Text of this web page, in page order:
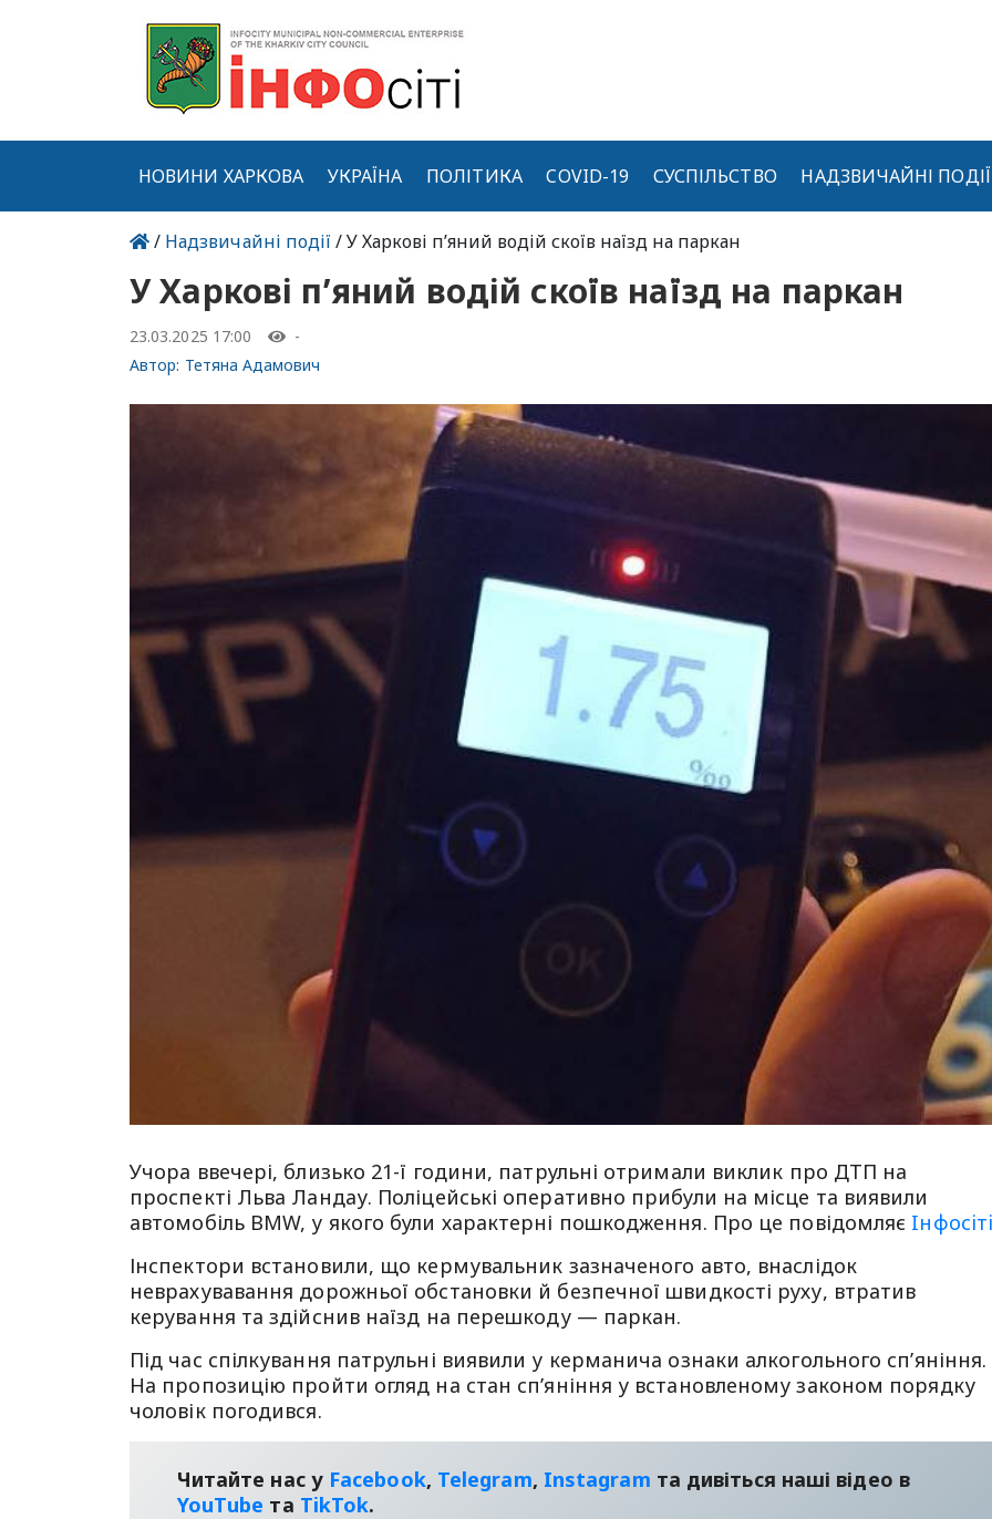
НОВИНИ ХАРКОВА УКРАЇНА ПОЛІТИКА COVID-19 СУСПІЛЬСТВО НАДЗВИЧАЙНІ ПОДІЇ
/ Надзвичайні події / У Харкові п’яний водій скоїв наїзд на паркан
У Харкові п’яний водій скоїв наїзд на паркан
23.03.2025 17:00
-
Автор: Тетяна Адамович
Учора ввечері, близько 21-ї години, патрульні отримали виклик про ДТП на
проспекті Льва Ландау. Поліцейські оперативно прибули на місце та виявили
автомобіль BMW, у якого були характерні пошкодження. Про це повідомляє
Інспектори встановили, що кермувальник зазначеного авто, внаслідок
неврахувавання дорожньої обстановки й безпечної швидкості руху, втратив
керування та здійснив наїзд на перешкоду — паркан.
Під час спілкування патрульні виявили у керманича ознаки алкогольного сп’яніння.
На пропозицію пройти огляд на стан сп’яніння у встановленому законом порядку
чоловік погодився.
Читайте нас у Facebook, Telegram, Instagram та дивіться наші відео в
YouТube та TikTok.